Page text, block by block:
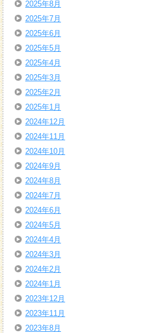
2025年8月
2025年7月
2025年6月
2025年5月
2025年4月
2025年3月
2025年2月
2025年1月
2024年12月
2024年11月
2024年10月
2024年9月
2024年8月
2024年7月
2024年6月
2024年5月
2024年4月
2024年3月
2024年2月
2024年1月
2023年12月
2023年11月
2023年8月